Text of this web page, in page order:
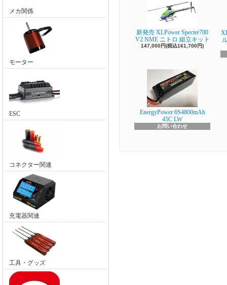
メカ関係
モーター
ESC
コネクター関連
充電器関連
工具・グッズ
新発売 XLPower Specter700
V2 NME ニトロ 組立キット
147,000円(税込161,700円)
EnergyPower 6S4800mAh
45C LW
お問い合わせ